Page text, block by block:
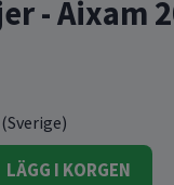
- Aixam
LÄGG I KORGEN